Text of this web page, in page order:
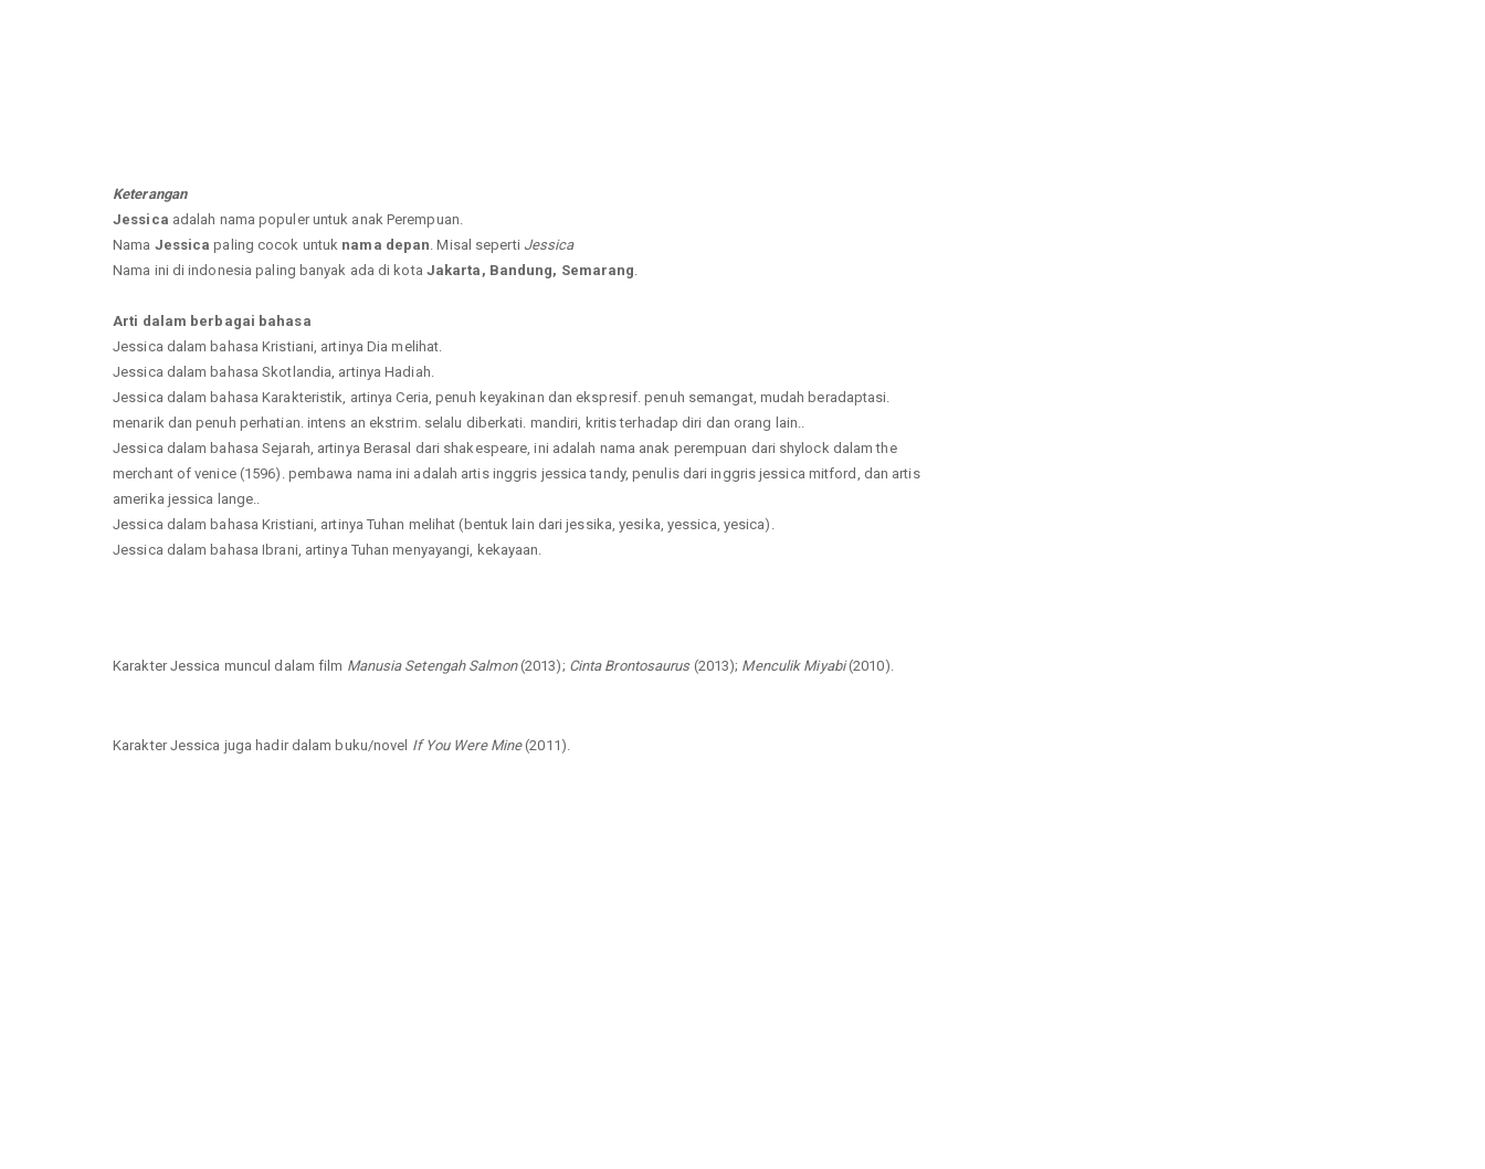
Keterangan
Jessica adalah nama populer untuk anak Perempuan.
Nama Jessica paling cocok untuk nama depan . Misal seperti Jessica
Nama ini di indonesia paling banyak ada di kota Jakarta, Bandung, Semarang
Arti dalam berbagai bahasa
Jessica dalam bahasa Kristiani, artinya Dia melihat.
Jessica dalam bahasa Skotlandia, artinya Hadiah.
Jessica dalam bahasa Karakteristik, artinya Ceria, penuh keyakinan dan ekspresif. penuh semangat, mudah beradaptasi.
menarik dan penuh perhatian. intens an ekstrim. selalu diberkati. mandiri, kritis terhadap diri dan orang lain..
Jessica dalam bahasa Sejarah, artinya Berasal dari shakespeare, ini adalah nama anak perempuan dari shylock dalam the
merchant of venice (1596). pembawa nama ini adalah artis inggris jessica tandy, penulis dari inggris jessica mitford, dan artis
amerika jessica lange..
Jessica dalam bahasa Kristiani, artinya Tuhan melihat (bentuk lain dari jessika, yesika, yessica, yesica).
Jessica dalam bahasa Ibrani, artinya Tuhan menyayangi, kekayaan.
Karakter Jessica muncul dalam film Manusia Setengah Salmon(2013); Cinta Brontosaurus(2013); Menculik Miyabi(2010).
Karakter Jessica juga hadir dalam buku/novel If You Were Mine(2011).